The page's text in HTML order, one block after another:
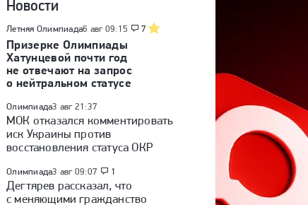
Новости
Летняя Олимпиада6 авг 09:15 7
Призерке Олимпиады
Хатунцевой почти год
не отвечают на запрос
о нейтральном статусе
Олимпиада3 авг 21:37
МОК отказался комментировать
иск Украины против
восстановления статуса ОКР
Олимпиада3 авг 09:07 1
Дегтярев рассказал, что
с меняющими гражданство